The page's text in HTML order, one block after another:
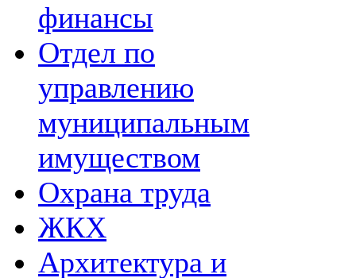
финансы
Отдел по
управлению
муниципальным
имуществом
Охрана труда
ЖКХ
Архитектура и